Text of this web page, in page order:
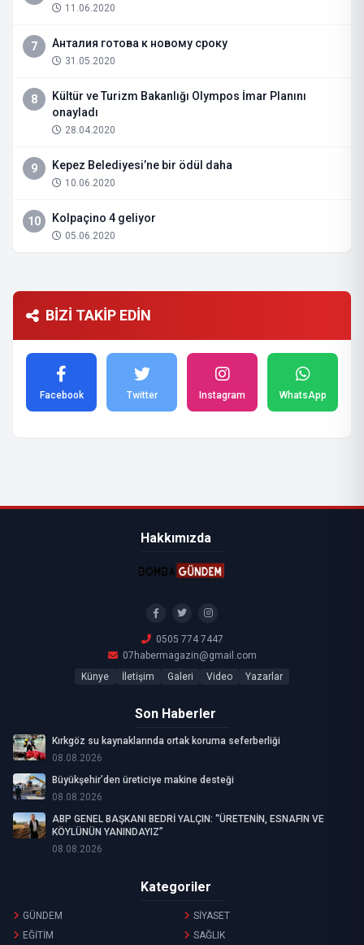
11.06.2020
7 Анталия готова к новому сроку
31.05.2020
8
Kültür ve Turizm Bakanlığı Olympos İmar Planını
onayladı
28.04.2020
9 Kepez Belediyesi’ne bir ödül daha
10.06.2020
10 Kolpaçino 4 geliyor
05.06.2020
BİZİ TAKİP EDİN
Facebook Twitter Instagram WhatsApp
Hakkımızda
0505 774 7447
07habermagazin@gmail.com
Künye
İletişim Galeri Video Yazarlar
Son Haberler
Kırkgöz su kaynaklarında ortak koruma seferberliği
08.08.2026
Büyükşehir’den üreticiye makine desteği
08.08.2026
ABP GENEL BAŞKANI BEDRİ YALÇIN: “ÜRETENİN, ESNAFIN VE
KÖYLÜNÜN YANINDAYIZ”
08.08.2026
Kategoriler
GÜNDEM
SİYASET
EĞİTİM
SAĞLIK